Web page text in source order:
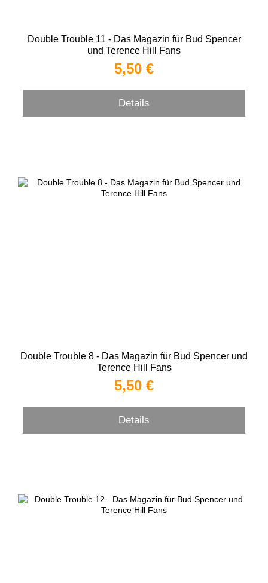
Double Trouble 11 - Das Magazin für Bud Spencer
und Terence Hill Fans
5,50 €
Details
Double Trouble 8 - Das Magazin für Bud Spencer und
Terence Hill Fans
5,50 €
Details